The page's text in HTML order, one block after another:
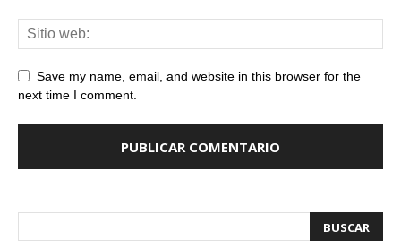
Save my name, email, and website in this browser for the
next time I comment.